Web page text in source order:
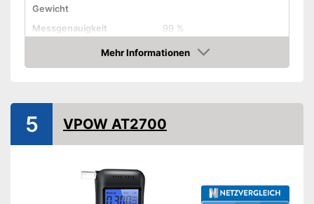
Gewicht
Messgenauigkeit
99 %
Displaybeleuchtung
Batterien erforderlich
Displaybeleuchtung möglich
Mehr Informationen
Amazon
5 VPOW AT2700